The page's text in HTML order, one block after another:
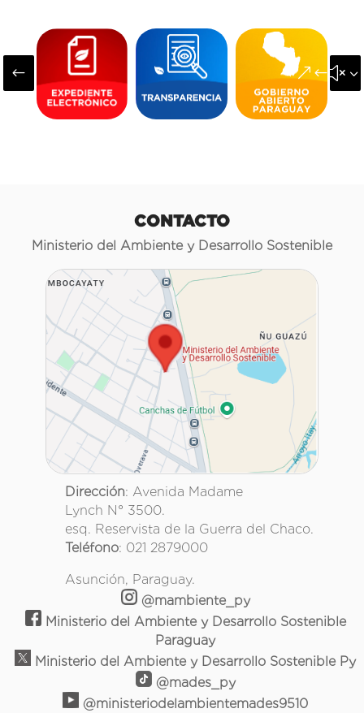
#
CONTACTO
Ministerio del Ambiente y Desarrollo Sostenible
Dirección: Avenida Madame
Lynch N° 3500.
esq. Reservista de la Guerra del Chaco.
Teléfono: 021 2879000
Asunción, Paraguay.
@mambiente_py
Ministerio del Ambiente y Desarrollo Sostenible
Paraguay
Ministerio del Ambiente y Desarrollo Sostenible Py
@mades_py
@ministeriodelambientemades9510